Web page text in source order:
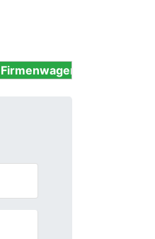
Unfallwagen,